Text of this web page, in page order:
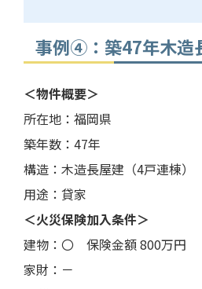
事例④：築47年木造
＜物件概要＞
所在地：福岡県
築年数：47年
構造：木造長屋建（4戸連棟）
用途：貸家
＜火災保険加入条件＞
建物：〇 保険金額 800万円
家財：－